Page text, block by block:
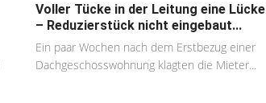
Voller Tücke in der Leitung eine Lücke
– Reduzierstück nicht eingebaut...
Ein paar Wochen nach dem Erstbezug einer
Dachgeschosswohnung klagten die Mieter...